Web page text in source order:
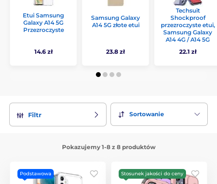
Etui Samsung
Galaxy A14 5G
Przezroczyste
14.6 zł
Samsung Galaxy
A14 5G złote etui
23.8 zł
Techsuit
Shockproof
przezroczyste etui,
Samsung Galaxy
A14 4G / A14 5G
22.1 zł
Filtr Sortowanie
Pokazujemy 1-8 z 8 produktów
Podstawowa Stosunek jakości do ceny